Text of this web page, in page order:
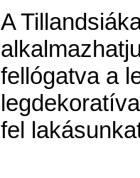
A
fellógatva a
fel